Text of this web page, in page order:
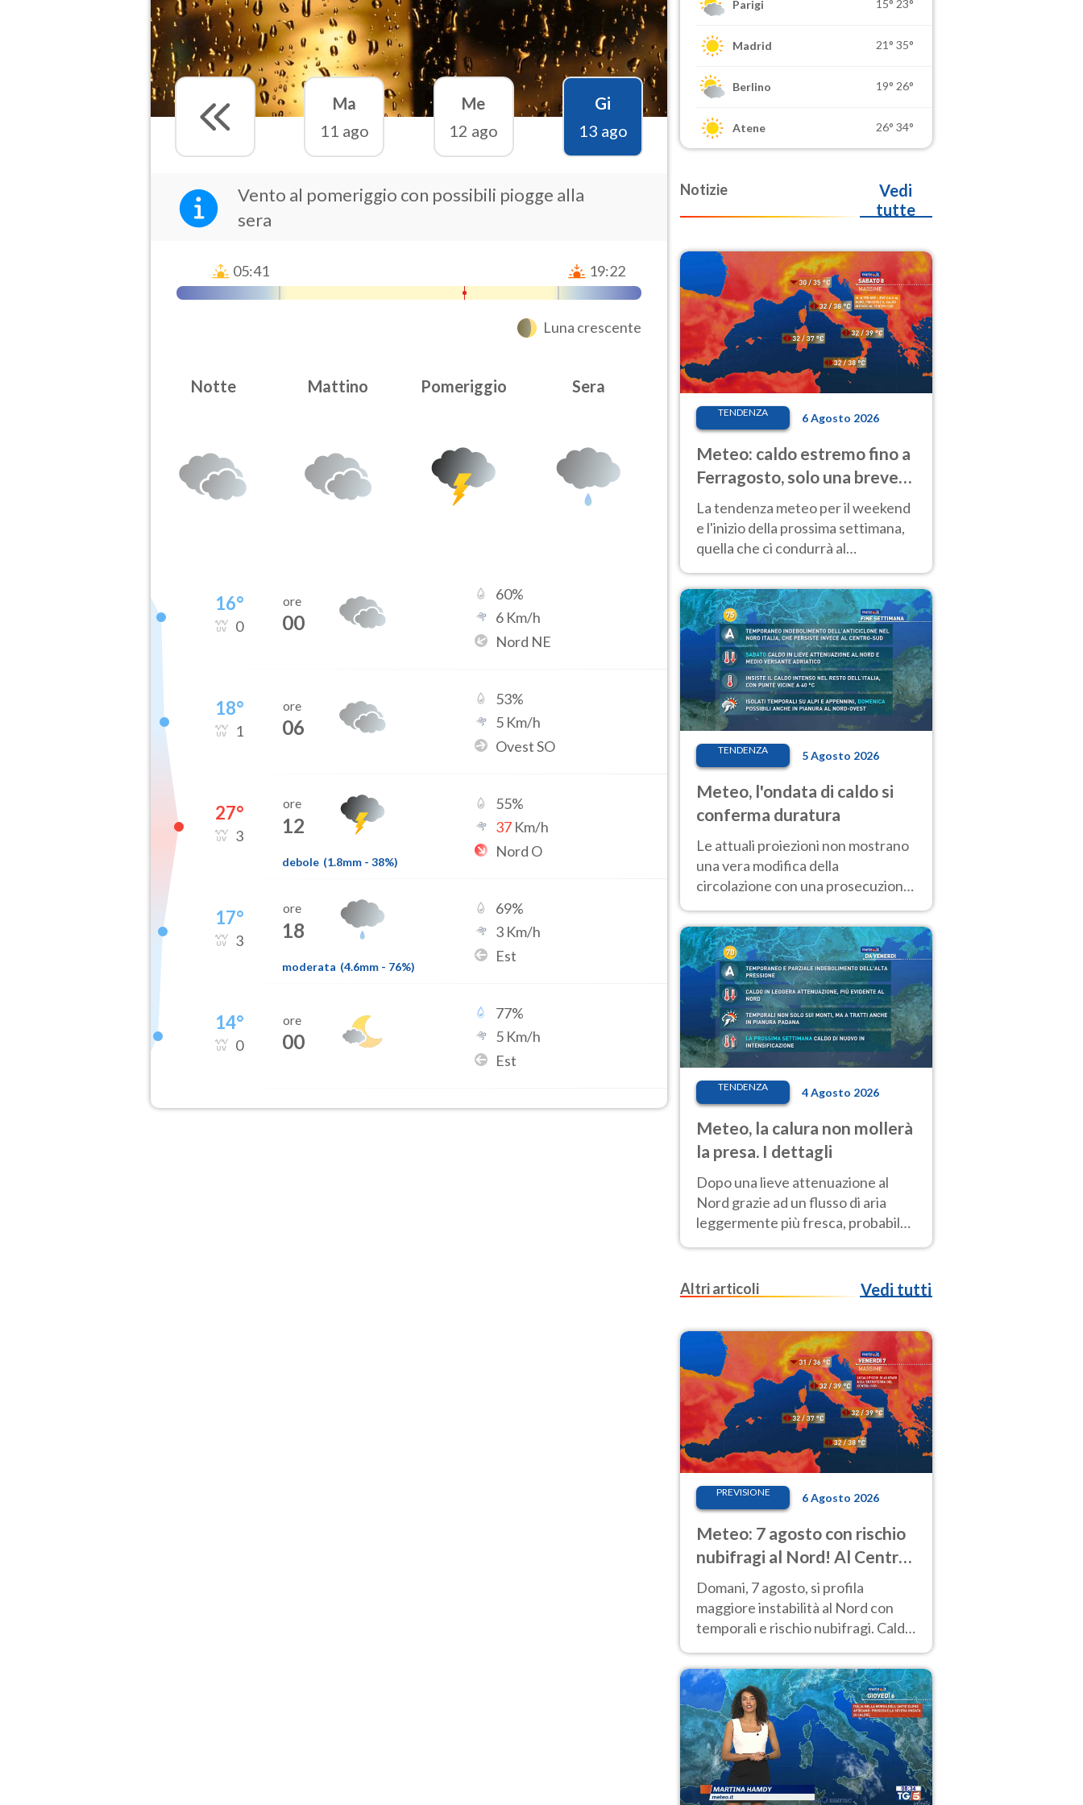
Ma
11 ago
Me
12 ago
Gi
13 ago
Vento al pomeriggio con possibili piogge alla
sera
05:41 19:22
Luna crescente
Notte Mattino Pomeriggio Sera
16°
0
ore
00
60%
6 Km/h
Nord NE
18°
1
ore
06
53%
5 Km/h
Ovest SO
27°
3
ore
12
debole (1.8mm - 38%)
55%
37 Km/h
Nord O
17°
3
ore
18
moderata (4.6mm - 76%)
69%
3 Km/h
Est
14°
0
ore
00
77%
5 Km/h
Est
Parigi 15° 23°
Madrid 21° 35°
Berlino 19° 26°
Atene 26° 34°
Notizie
Vedi
tutte
TENDENZA 6 Agosto 2026
Meteo: caldo estremo fino a
Ferragosto, solo una breve
pausa. Ecco dove
La tendenza meteo per il weekend
e l'inizio della prossima settimana,
quella che ci condurrà al
temperature molto elevate
TENDENZA 5 Agosto 2026
Meteo, l'ondata di caldo si
conferma duratura
Le attuali proiezioni non mostrano
una vera modifica della
circolazione con una prosecuzione
giorni, compresa la settimana di
Ferragosto
TENDENZA 4 Agosto 2026
Meteo, la calura non mollerà
la presa. I dettagli
Dopo una lieve attenuazione al
Nord grazie ad un flusso di aria
leggermente più fresca, probabile
nuovo rinforzo dell’anticiclone
Altri articoli
Vedi tutti
PREVISIONE 6 Agosto 2026
Meteo: 7 agosto con rischio
nubifragi al Nord! Al Centro-
Sud caldo estremo
Domani, 7 agosto, si profila
maggiore instabilità al Nord con
temporali e rischio nubifragi. Caldo
previsioni.